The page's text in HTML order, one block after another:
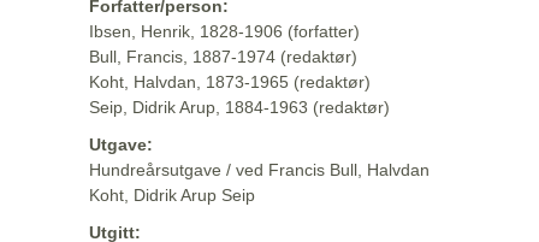
Forfatter/person:
Ibsen, Henrik, 1828-1906 (forfatter)
Bull, Francis, 1887-1974 (redaktør)
Koht, Halvdan, 1873-1965 (redaktør)
Seip, Didrik Arup, 1884-1963 (redaktør)
Utgave:
Hundreårsutgave / ved Francis Bull, Halvdan
Koht, Didrik Arup Seip
Utgitt: